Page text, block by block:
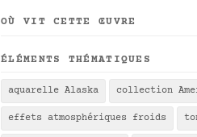
OÙ VIT CETTE ŒUVRE
ÉLÉMENTS THÉMATIQUES
aquarelle Alaska collection
effets atmosphériques froids